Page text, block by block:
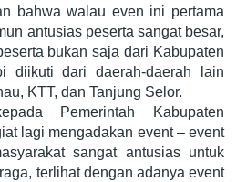
bahwa walau even ini pertama
antusias peserta sangat besar,
bukan saja dari Kabupaten
diikuti dari daerah-daerah lain
KTT, dan Tanjung Selor.
Pemerintah Kabupaten
lagi mengadakan event – event
sangat antusias untuk
terlihat dengan adanya event